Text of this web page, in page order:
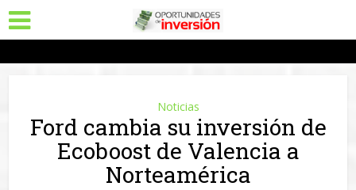
Noticias
Ford cambia su inversión de
Ecoboost de Valencia a
Norteamérica